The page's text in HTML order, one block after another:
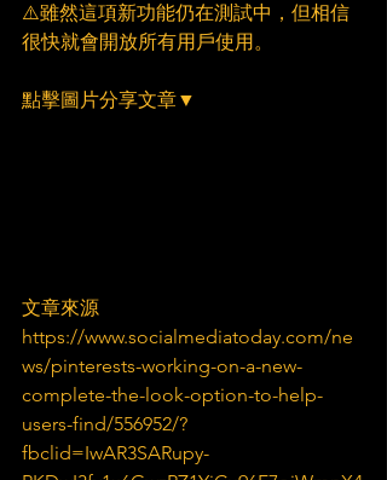
⚠️雖然這項新功能仍在測試中，但相信
很快就會開放所有用戶使用。
點擊圖片分享文章▼
文章來源
https://www.socialmediatoday.com/ne
ws/pinterests-working-on-a-new-
complete-the-look-option-to-help-
users-find/556952/?
fbclid=IwAR3SARupy-